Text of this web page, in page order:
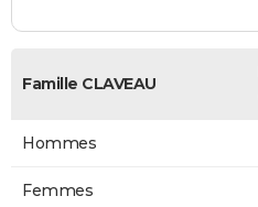
Famille CLAVEAU
Hommes
Femmes